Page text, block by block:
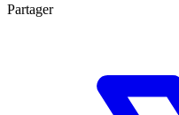
Partager